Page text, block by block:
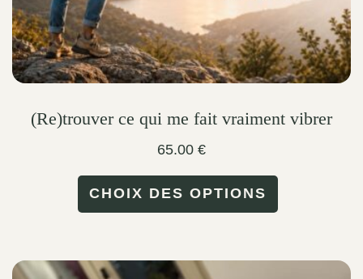
(Re)trouver ce qui me fait vraiment vibrer
65.00 €
CHOIX DES OPTIONS